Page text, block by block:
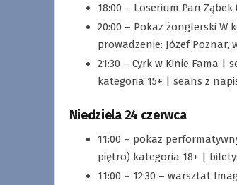
18:00 – Loserium Pan
20:00 – Pokaz żonglerski
prowadzenie: Józef Poznar,
21:30 – Cyrk w Kinie Fama |
kategoria 15+ | seans z
Niedziela 24 czerwca
11:00 – pokaz
piętro) kategoria 18+ | bilety:
11:00 – 12:30 – warsztat